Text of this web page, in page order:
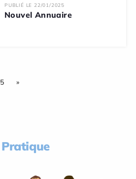
PUBLIÉ LE 22/01/2025
Nouvel Annuaire
5 »
Pratique